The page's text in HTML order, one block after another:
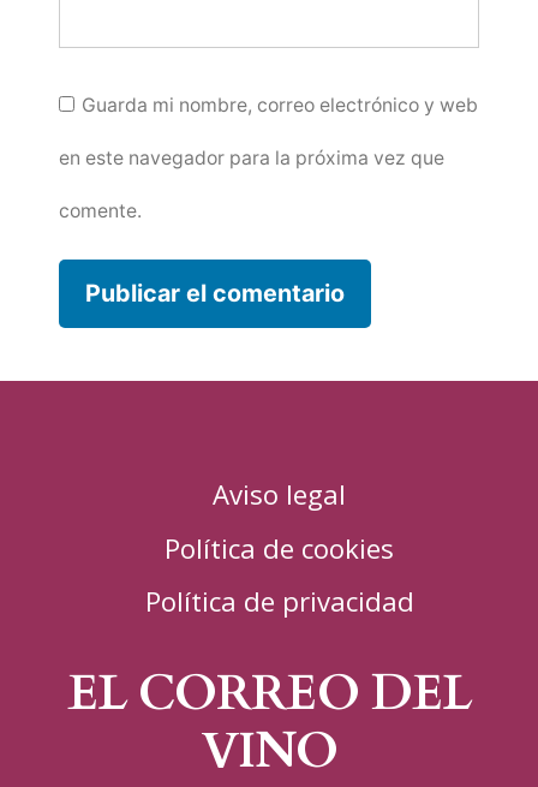
Guarda mi nombre, correo electrónico y web
en este navegador para la próxima vez que
comente.
Aviso legal
Política de cookies
Política de privacidad
EL CORREO DEL
VINO